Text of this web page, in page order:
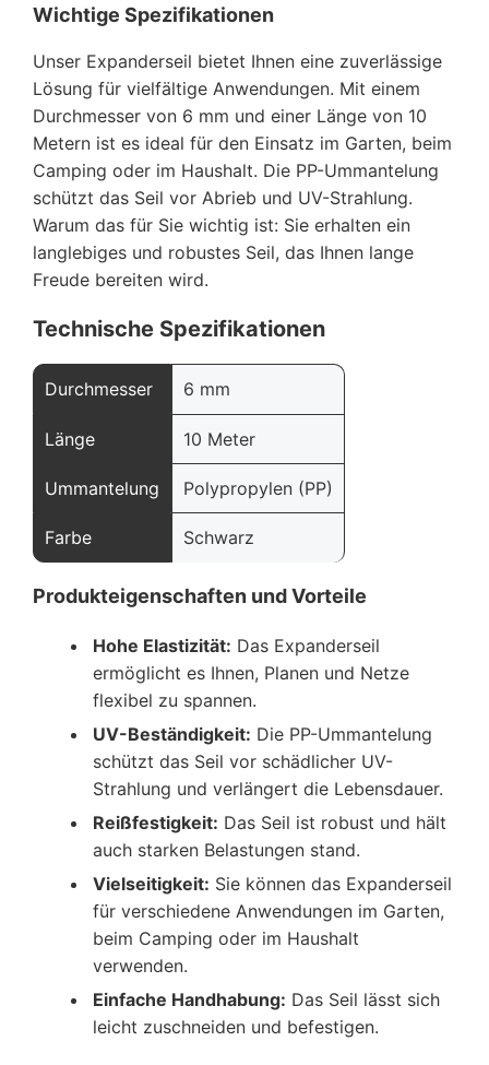
Wichtige Spezifikationen
Unser Expanderseil bietet Ihnen eine zuverlässige
Lösung für vielfältige Anwendungen. Mit einem
Durchmesser von 6 mm und einer Länge von 10
Metern ist es ideal für den Einsatz im Garten, beim
Camping oder im Haushalt. Die PP-Ummantelung
schützt das Seil vor Abrieb und UV-Strahlung.
Warum das für Sie wichtig ist: Sie erhalten ein
langlebiges und robustes Seil, das Ihnen lange
Freude bereiten wird.
Technische Spezifikationen
Durchmesser 6 mm
Länge 10 Meter
Ummantelung Polypropylen (PP)
Farbe Schwarz
Produkteigenschaften und Vorteile
Hohe Elastizität: Das Expanderseil
ermöglicht es Ihnen, Planen und Netze
flexibel zu spannen.
UV-Beständigkeit: Die PP-Ummantelung
schützt das Seil vor schädlicher UV-
Strahlung und verlängert die Lebensdauer.
Reißfestigkeit: Das Seil ist robust und hält
auch starken Belastungen stand.
Vielseitigkeit: Sie können das Expanderseil
für verschiedene Anwendungen im Garten,
beim Camping oder im Haushalt
verwenden.
Einfache Handhabung: Das Seil lässt sich
leicht zuschneiden und befestigen.